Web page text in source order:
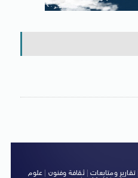
|تقارير ومتابعات|ثقافة وفنون
علوم